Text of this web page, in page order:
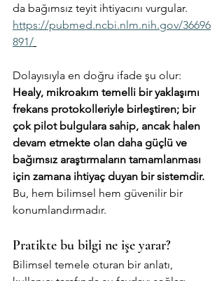
da bağımsız teyit ihtiyacını vurgular.
https://pubmed.ncbi.nlm.nih.gov/36696
891/
Dolayısıyla en doğru ifade şu olur:
Healy, mikroakım temelli bir yaklaşımı
frekans protokolleriyle birleştiren; bir
çok pilot bulgulara sahip, ancak halen
devam etmekte olan daha güçlü ve
bağımsız araştırmaların tamamlanması
için zamana ihtiyaç duyan bir sistemdir.
Bu, hem bilimsel hem güvenilir bir
konumlandırmadır.
Pratikte bu bilgi ne işe yarar?
Bilimsel temele oturan bir anlatı,